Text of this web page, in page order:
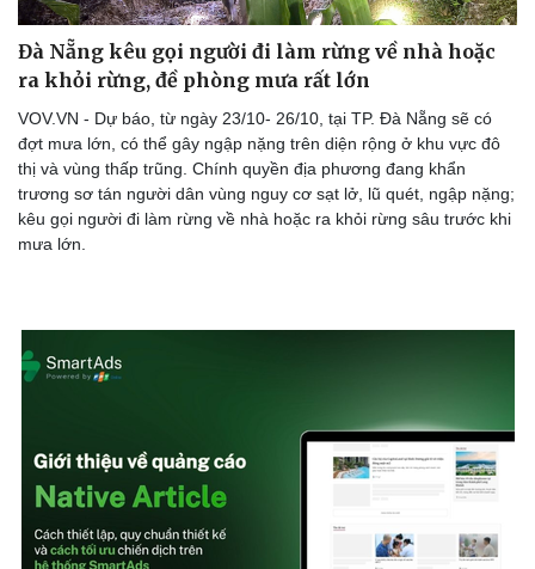
Đà Nẵng kêu gọi người đi làm rừng về nhà hoặc
ra khỏi rừng, đề phòng mưa rất lớn
VOV.VN - Dự báo, từ ngày 23/10- 26/10, tại TP. Đà Nẵng sẽ có
đợt mưa lớn, có thể gây ngập nặng trên diện rộng ở khu vực đô
thị và vùng thấp trũng. Chính quyền địa phương đang khẩn
trương sơ tán người dân vùng nguy cơ sạt lở, lũ quét, ngập nặng;
kêu gọi người đi làm rừng về nhà hoặc ra khỏi rừng sâu trước khi
mưa lớn.